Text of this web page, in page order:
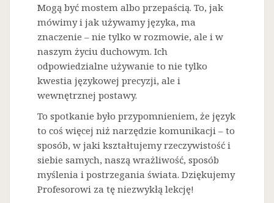
Mogą być mostem albo przepaścią. To, jak
mówimy i jak używamy języka, ma
znaczenie – nie tylko w rozmowie, ale i w
naszym życiu duchowym. Ich
odpowiedzialne używanie to nie tylko
kwestia językowej precyzji, ale i
wewnętrznej postawy.
To spotkanie było przypomnieniem, że język
to coś więcej niż narzędzie komunikacji – to
sposób, w jaki kształtujemy rzeczywistość i
siebie samych, naszą wrażliwość, sposób
myślenia i postrzegania świata. Dziękujemy
Profesorowi za tę niezwykłą lekcję!